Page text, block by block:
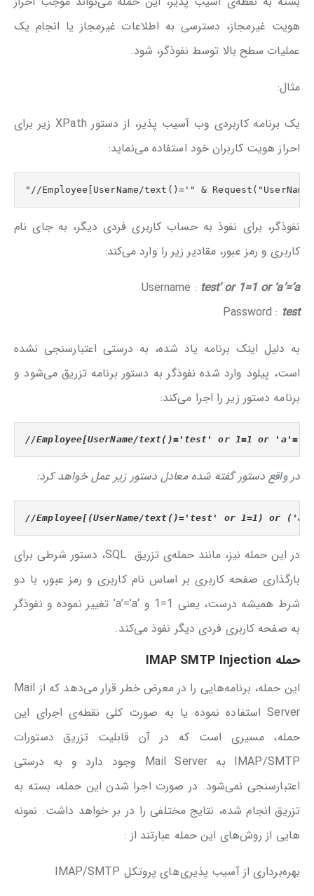
هویت غیر‌مجاز، دسترسی به اطلاعات غیرمجاز یا انجام یک
عملیات سطح بالا توسط نفوذگر، شود.
مثال:
یک برنامه کاربردی وب آسیب پذیر، از دستور XPath زیر برای
احراز هویت کاربران خود استفاده می‌نماید:
"//Employee[UserName/text()='" &
نفوذگر، برای نفوذ به حساب کاربری فردی دیگر، به جای نام
کاربری و رمز عبور، مقادیر زیر را وارد می‌کند:
Username : test’ or 1=1 or ‘a’=’a
Password : test
به دلیل اینک برنامه یاد شده، به درستی اعتبارسنجی نشده
است، پیلود وارد شده نفوذگر به دستور برنامه تزریق می‌شود و
برنامه دستور زیر را اجرا می‌کند:
//Employee[UserName/text()='test' or 1=1 or
در واقع دستور گفته شده معادل دستور زیر عمل خواهد کرد:
//Employee[(UserName/text()='test' or 1=1) or
در این حمله نیز، مانند حمله‌ی تزریق SQL، دستور شرطی برای
بارگذاری صفحه کاربری بر اساس نام کاربری و رمز عبور، با دو
شرط همیشه درست، یعنی 1=1 و ‘a’=’a’ تغییر نموده و نفوذگر
به صفحه کاربری فردی دیگر نفوذ می‌کند.
حمله IMAP SMTP Injection
این حمله، برنامه‌هایی را در معرض خطر قرار می‌دهد که از Mail
Server استفاده نموده یا به صورت کلی نقطه‌ی اجرای این
حمله، مسیری است که در آن قابلیت تزریق دستورات
IMAP/SMTP به Mail Server وجود دارد و به درستی
اعتبارسنجی نمی‌شود. در صورت اجرا شدن این حمله، بسته به
تزریق انجام شده، نتایج مختلفی را در بر خواهد داشت. نمونه
هایی از روش‌های این حمله عبارتند از :
بهره‌برداری از آسیب پذیری‌های پروتکل IMAP/SMTP